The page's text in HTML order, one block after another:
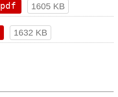
pdf 1605 KB
1632 KB